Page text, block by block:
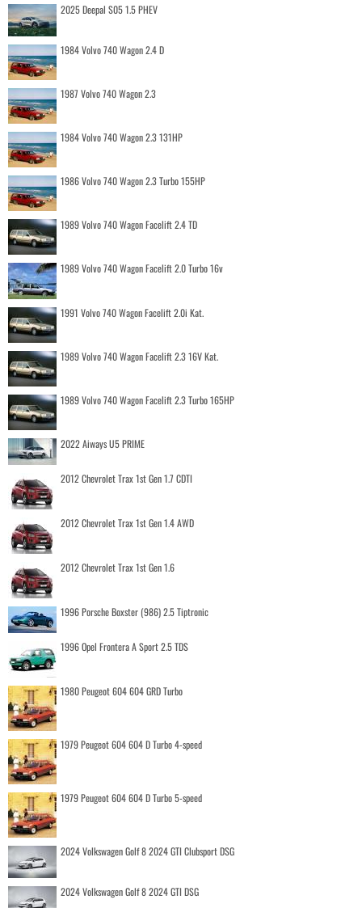
2025 Deepal S05 1.5 PHEV
1984 Volvo 740 Wagon 2.4 D
1987 Volvo 740 Wagon 2.3
1984 Volvo 740 Wagon 2.3 131HP
1986 Volvo 740 Wagon 2.3 Turbo 155HP
1989 Volvo 740 Wagon Facelift 2.4 TD
1989 Volvo 740 Wagon Facelift 2.0 Turbo 16v
1991 Volvo 740 Wagon Facelift 2.0i Kat.
1989 Volvo 740 Wagon Facelift 2.3 16V Kat.
1989 Volvo 740 Wagon Facelift 2.3 Turbo 165HP
2022 Aiways U5 PRIME
2012 Chevrolet Trax 1st Gen 1.7 CDTI
2012 Chevrolet Trax 1st Gen 1.4 AWD
2012 Chevrolet Trax 1st Gen 1.6
1996 Porsche Boxster (986) 2.5 Tiptronic
1996 Opel Frontera A Sport 2.5 TDS
1980 Peugeot 604 604 GRD Turbo
1979 Peugeot 604 604 D Turbo 4-speed
1979 Peugeot 604 604 D Turbo 5-speed
2024 Volkswagen Golf 8 2024 GTI Clubsport DSG
2024 Volkswagen Golf 8 2024 GTI DSG